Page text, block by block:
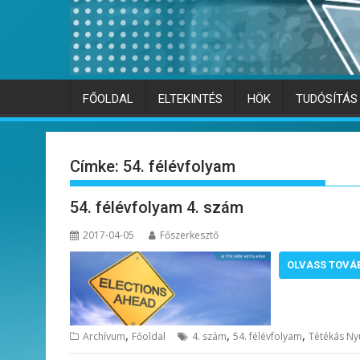
FŐOLDAL ELTEKINTÉS HÖK TUDÓSÍTÁS
Címke: 54. félévfolyam
54. félévfolyam 4. szám
2017-04-05 Főszerkesztő
OLVASS
Archívum, Főoldal 4. szám, 54. félévfolyam, Tétékás